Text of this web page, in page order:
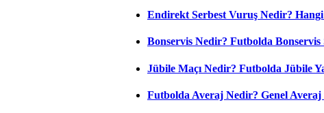
Endirekt Serbest Vuruş Nedir?
Bonservis Nedir? Futbolda Bonservis
Jübile Maçı Nedir? Futbolda Jübile
Futbolda Averaj Nedir? Genel